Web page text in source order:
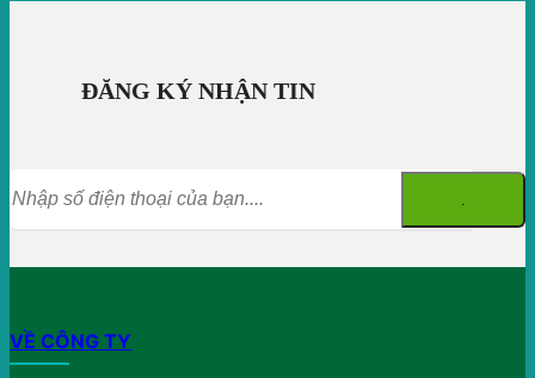
ĐĂNG KÝ NHẬN TIN
VỀ CÔNG TY